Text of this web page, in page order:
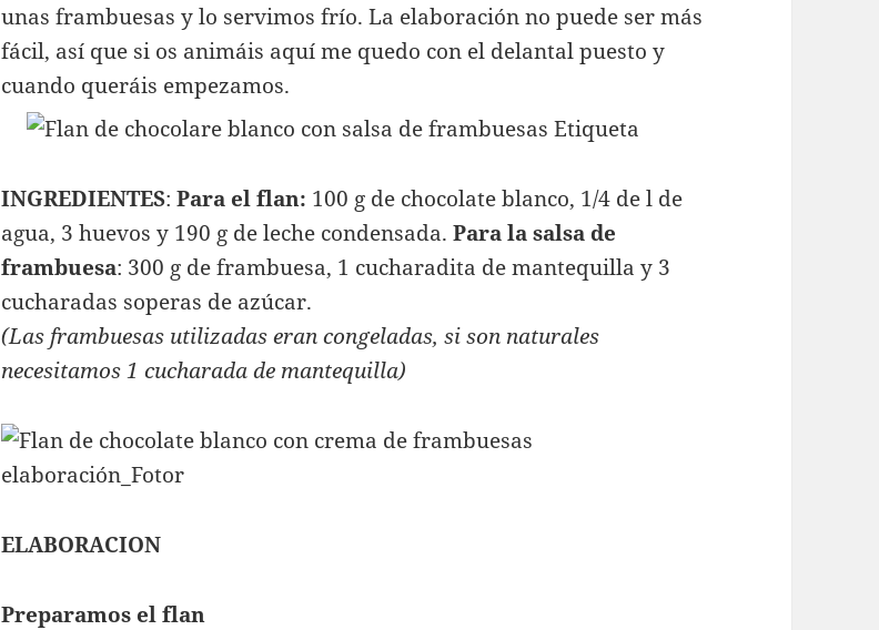
unas frambuesas y lo servimos frío. La elaboración no puede ser más
fácil, así que si os animáis aquí me quedo con el delantal puesto y
cuando queráis empezamos.
INGREDIENTES:Para el flan: 100 g de chocolate blanco, 1/4 de l de
agua, 3 huevos y 190 g de leche condensada.Para la salsa de
frambuesa: 300 g de frambuesa, 1 cucharadita de mantequilla y 3
cucharadas soperas de azúcar.
(Las frambuesas utilizadas eran congeladas, si son naturales
necesitamos 1 cucharada de mantequilla)
ELABORACION
Preparamos el flan